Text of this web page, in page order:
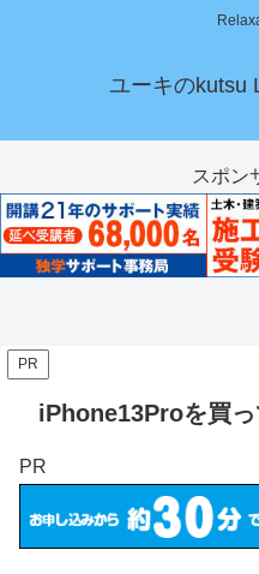
ユーキのkutsu
スポン
PR
iPhone13Proを買
PR